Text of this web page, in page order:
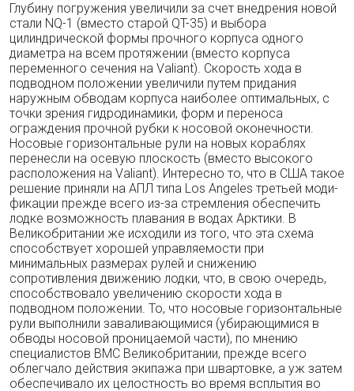
Глубину погружения увеличили за счет внедрения новой
стали NQ-1 (вместо старой QT-35) и выбора
цилиндрической формы проч­ного корпуса одного
диаметра на всем протя­жении (вместо корпуса
переменного сечения на Valiant). Скорость хода в
подводном поло­жении увеличили путем придания
наружным обводам корпуса наиболее оптимальных, с
точ­ки зрения гидродинамики, форм и переноса
ограждения прочной рубки к носовой оконеч­ности.
Носовые горизонтальные рули на но­вых кораблях
перенесли на осевую плоскость (вместо высокого
расположения на Valiant). Интересно то, что в США такое
решение при­няли на АПЛ типа Los Angeles третьей моди­
фикации прежде всего из-за стремления обес­печить
лодке возможность плавания в водах Арктики. В
Великобритании же исходили из того, что эта схема
способствует хорошей уп­равляемости при
минимальных размерах ру­лей и снижению
сопротивления движению лод­ки, что, в свою очередь,
способствовало уве­личению скорости хода в
подводном положе­нии. То, что носовые горизонтальные
рули вы­полнили заваливающимися (убирающимися в
обводы носовой проницаемой части), по мне­нию
специалистов ВМС Великобритании, прежде всего
облегчало действия экипажа при швартовке, а уж затем
обеспечивало их цело­стность во время всплытия во